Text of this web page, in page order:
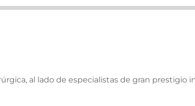
al lado de especialistas de gran prestigio